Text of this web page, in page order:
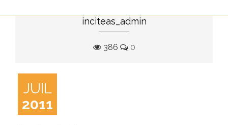
inciteas_admin
386 0
JUIL
2011